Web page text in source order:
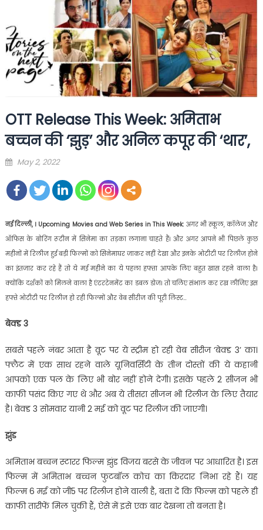
OTT Release This Week: अमिताभ
बच्चन की ‘झुड़’ और अनिल कपूर की ‘थार’,
Posted
May 2, 2022
नई दिल्ली, । Upcoming Movies and Web Series in This Week: अगर भी स्कूल, कॉलेज और
ऑफिस के बोरिंग रूटीन में सिनेमा का तड़का लगाना चाहते हैं। और अगर आपने भी पिछले कुछ
महीनों में रिलीज हुई बड़ी फिल्मों को सिनेमाघर जाकर नहीं देखा और इनके ओटीटी पर रिलीज होने
का इंतजार कर रहे हैं तो ये मई महीने का ये पहला हफ्ता आपके लिए बहुत खास रहने वाला है।
क्योंकि दर्शकों को मिलने वाला है एंटरटेनमेंट का डबल डोज। तो चलिए संभाल कर रख लीजिए इस
हफ्ते ओटीटी पर रिलीज हो रही फिल्मों और वेब सीरीज की पूरी लिस्ट…
बेक्ड 3
सबसे पहले नंबर आता है वूट पर ये स्ट्रीम हो रही वेब सीरीज ‘बेक्ड 3’ का।
फ्लैट में एक साथ रहने वाले यूनिवर्सिटी के तीन दोस्तों की ये कहानी
आपको एक पल के लिए भी बोर नहीं होने देगी। इसके पहले 2 सीजन भी
काफी पसंद किए गए थे और अब ये तीसरा सीजन भी रिलीज के लिए तैयार
है। बेक्ड 3 सोमवार यानी 2 मई को वूट पर रिलीज की जाएगी।
झुंड
अमिताभ बच्चन स्टारर फिल्म झुंड विजय बरसे के जीवन पर आधारित है। इस
फिल्म में अमिताभ बच्चन फुटबॉल कोच का किरदार निभा रहे हैं। यह
फिल्म 6 मई को जी5 पर रिलीज होने वाली है, बता दें कि फिल्म को पहले ही
काफी तारीफें मिल चुकी हैं, ऐसे में इसे एक बार देखना तो बनता है।